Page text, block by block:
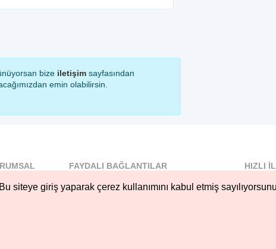
giriş yaparak çerez kullanımını kabul etmiş
bize iletişim sayfasından
emin olabilirsin.
FAYDALI BAĞLANTILAR
HIZLI